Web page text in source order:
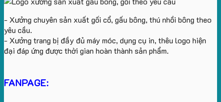
- Xưởng chuyên sản xuất gối cổ, gấu bông, thú nhồi bông theo
yêu cầu.
- Xưởng trang bị đầy đủ máy móc, dụng cụ in, thêu logo hiện
đại đáp ứng được thời gian hoàn thành sản phẩm.
FANPAGE: